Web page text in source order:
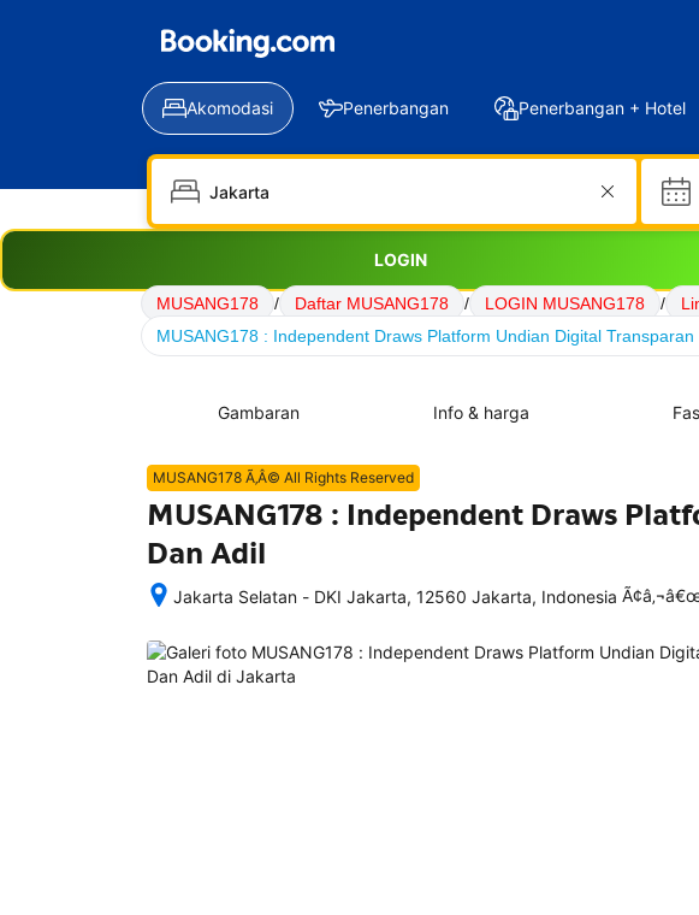
Akomodasi Penerbangan Penerbangan + Hotel
LOGIN
MUSANG178 / Daftar MUSANG178 / LOGIN MUSANG178 /
MUSANG178 : Independent Draws Platform Undian Digital Transparan
Gambaran Info & harga
MUSANG178 Ã‚Â© All Rights Reserved
MUSANG178 : Independent Draws
Dan Adil
Jakarta Selatan - DKI Jakarta, 12560 Jakarta, Indonesia
memesan,
semua